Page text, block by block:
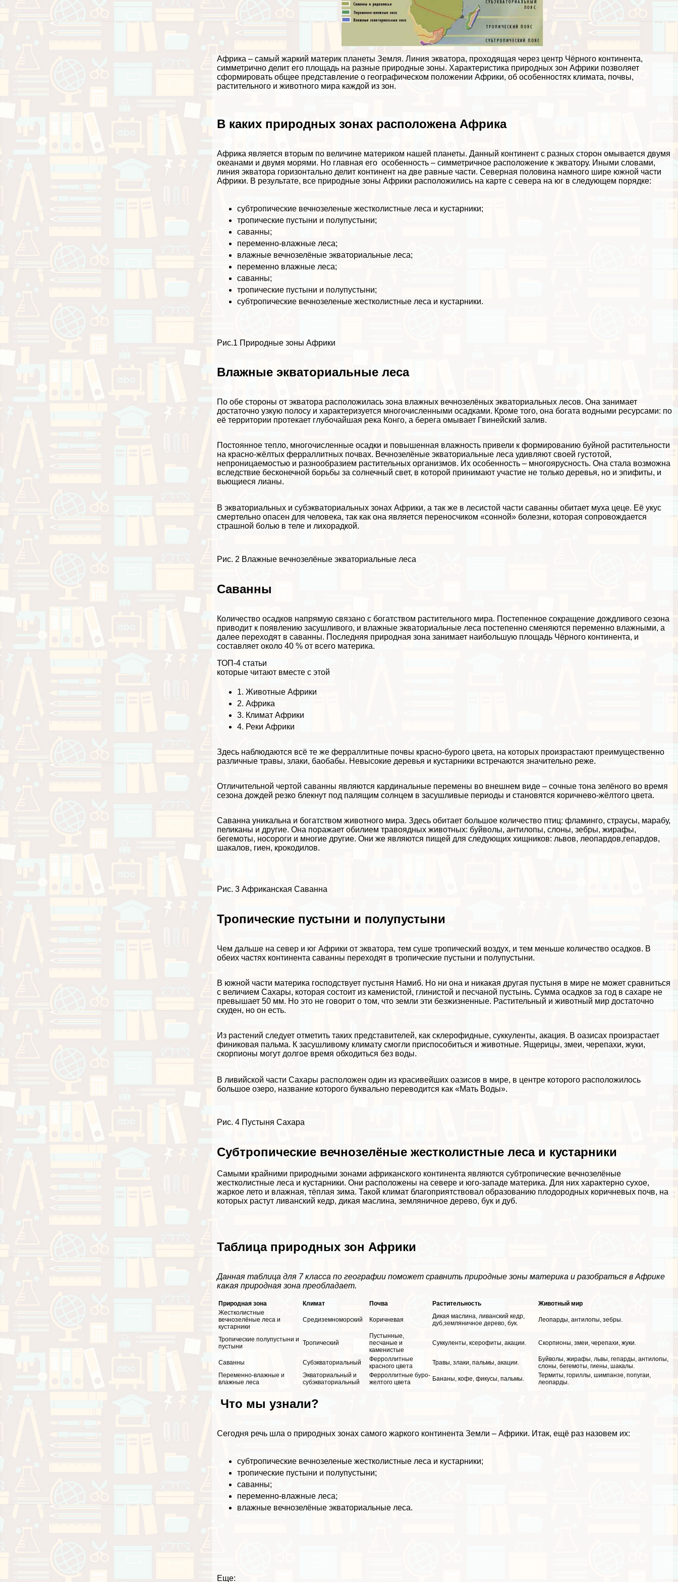
Африка – самый жаркий материк планеты Земля. Линия экватора, проходящая через центр Чёрного континента,
симметрично делит его площадь на разные природные зоны. Хаpaктеристика природных зон Африки позволяет
сформировать общее представление о географическом положении Африки, об особенностях климата, почвы,
растительного и животного мира каждой из зон.
В каких природных зонах расположена Африка
Африка является вторым по величине материком нашей планеты. Данный континент с разных сторон омывается двумя
океанами и двумя морями. Но главная его особенность – симметричное расположение к экватору. Иными словами,
линия экватора горизонтально делит континент на две равные части. Северная половина намного шире южной части
Африки. В результате, все природные зоны Африки расположились на карте с севера на юг в следующем порядке:
субтропические вечнозеленые жестколистные леса и кустарники;
тропические пустыни и полупустыни;
саванны;
переменно-влажные леса;
влажные вечнозелёные экваториальные леса;
переменно влажные леса;
саванны;
тропические пустыни и полупустыни;
субтропические вечнозеленые жестколистные леса и кустарники.
Рис.1 Природные зоны Африки
Влажные экваториальные леса
По обе стороны от экватора расположилась зона влажных вечнозелёных экваториальных лесов. Она занимает
достаточно узкую полосу и хаpaктеризуется многочисленными осадками. Кроме того, она богата водными ресурсами: по
её территории протекает глубочайшая река Конго, а берега омывает Гвинейский залив.
Постоянное тепло, многочисленные осадки и повышенная влажность привели к формированию буйной растительности
на красно-жёлтых ферраллитных почвах. Вечнозелёные экваториальные леса удивляют своей густотой,
непроницаемостью и разнообразием растительных организмов. Их особенность – многоярусность. Она стала возможна
вследствие бесконечной борьбы за солнечный свет, в которой принимают участие не только деревья, но и эпифиты, и
вьющиеся лианы.
В экваториальных и субэкваториальных зонах Африки, а так же в лесистой части саванны обитает муха цеце. Её укус
cмepтельно опасен для человека, так как она является переносчиком «сонной» болезни, которая сопровождается
страшной болью в теле и лихорадкой.
Рис. 2 Влажные вечнозелёные экваториальные леса
Саванны
Количество осадков напрямую связано с богатством растительного мира. Постепенное сокращение дождливого сезона
приводит к появлению засушливого, и влажные экваториальные леса постепенно сменяются переменно влажными, а
далее переходят в саванны. Последняя природная зона занимает наибольшую площадь Чёрного континента, и
составляет около 40 % от всего материка.
ТОП-4 статьи
которые читают вместе с этой
1. Животные Африки
2. Африка
3. Климат Африки
4. Реки Африки
Здесь наблюдаются всё те же ферраллитные почвы красно-бурого цвета, на которых произрастают преимущественно
различные травы, злаки, баобабы. Невысокие деревья и кустарники встречаются значительно реже.
Отличительной чертой саванны являются кардинальные перемены во внешнем виде – сочные тона зелёного во время
сезона дождей резко блекнут под палящим солнцем в засушливые периоды и становятся коричнево-жёлтого цвета.
Саванна уникальна и богатством животного мира. Здесь обитает большое количество птиц: фламинго, страусы, маpaбу,
пеликаны и другие. Она поражает обилием травоядных животных: буйволы, антилопы, слоны, зебры, жирафы,
бегемоты, носороги и многие другие. Они же являются пищей для следующих хищников: львов, леопардов,гепардов,
шакалов, гиен, крокодилов.
Рис. 3 Африканская Саванна
Тропические пустыни и полупустыни
Чем дальше на север и юг Африки от экватора, тем суше тропический воздух, и тем меньше количество осадков. В
обеих частях континента саванны переходят в тропические пустыни и полупустыни.
В южной части материка господствует пустыня Намиб. Но ни она и никакая другая пустыня в мире не может сравниться
с величием Сахары, которая состоит из каменистой, глинистой и песчаной пустынь. Сумма осадков за год в сахаре не
превышает 50 мм. Но это не говорит о том, что земли эти безжизненные. Растительный и животный мир достаточно
скуден, но он есть.
Из растений следует отметить таких представителей, как склерофидные, суккуленты, акация. В оазисах произрастает
финиковая пальма. К засушливому климату смогли приспособиться и животные. Ящерицы, змеи, черепахи, жуки,
скорпионы могут долгое время обходиться без воды.
В ливийской части Сахары расположен один из красивейших оазисов в мире, в центре которого расположилось
большое озеро, название которого буквально переводится как «Мать Воды».
Рис. 4 Пустыня Сахара
Субтропические вечнозелёные жестколистные леса и кустарники
Самыми крайними природными зонами африканского континента являются субтропические вечнозелёные
жестколистные леса и кустарники. Они расположены на севере и юго-западе материка. Для них хаpaктерно сухое,
жаркое лето и влажная, тёплая зима. Такой климат благоприятствовал образованию плодородных коричневых почв, на
которых растут ливанский кедр, дикая маслина, земляничное дерево, бук и дуб.
Таблица природных зон Африки
Данная таблица для 7 класса по географии поможет сравнить природные зоны материка и разобраться в Африке
какая природная зона преобладает.
Природная зона Климат Почва Растительность
Животный мир
Жестколистные
вечнозелёные леса и
кустарники
Средиземноморский Коричневая
Дикая маслина, ливанский кедр,
дуб,земляничное дерево, бук.
Леопарды, антилопы, зебры.
Тропические полупустыни и
пустыни
Тропический
Пустынные,
песчаные и
каменистые
Суккуленты, ксерофиты, акации. Скорпионы, змеи, черепахи, жуки.
Саванны Субэкваториальный
Ферроллитные
красного цвета
Травы, злаки, пальмы, акации.
Буйволы, жирафы, львы, гепарды, антилопы,
слоны, бегемоты, гиены, шакалы.
Переменно-влажные и
влажные леса
Экваториальный и
субэкваториальный
Ферроллитные буро-
желтого цвета
Бананы, кофе, фикусы, пальмы.
Термиты, гориллы, шимпанзе, попугаи,
леопарды.
Что мы узнали?
Сегодня речь шла о природных зонах самого жаркого континента Земли – Африки. Итак, ещё раз назовем их:
субтропические вечнозеленые жестколистные леса и кустарники;
тропические пустыни и полупустыни;
саванны;
переменно-влажные леса;
влажные вечнозелёные экваториальные леса.
Еще: